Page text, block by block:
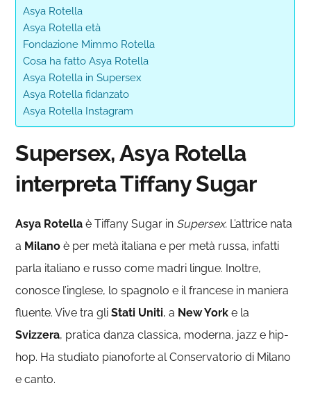
Asya Rotella
Asya Rotella età
Fondazione Mimmo Rotella
Cosa ha fatto Asya Rotella
Asya Rotella in Supersex
Asya Rotella fidanzato
Asya Rotella Instagram
Supersex, Asya Rotella
interpreta Tiffany Sugar
Asya Rotellaè Tiffany Sugar in Supersex. L’attrice nata
a Milanoè per metà italiana e per metà russa, infatti
parla italiano e russo come madri lingue. Inoltre,
conosce l’inglese, lo spagnolo e il francese in maniera
fluente. Vive tra gliStati Uniti, a New Yorke la
Svizzera, pratica danza classica, moderna, jazz e hip-
hop. Ha studiato pianoforte al Conservatorio di Milano
e canto.